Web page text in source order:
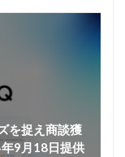
を捉え商談獲
9月18日提供